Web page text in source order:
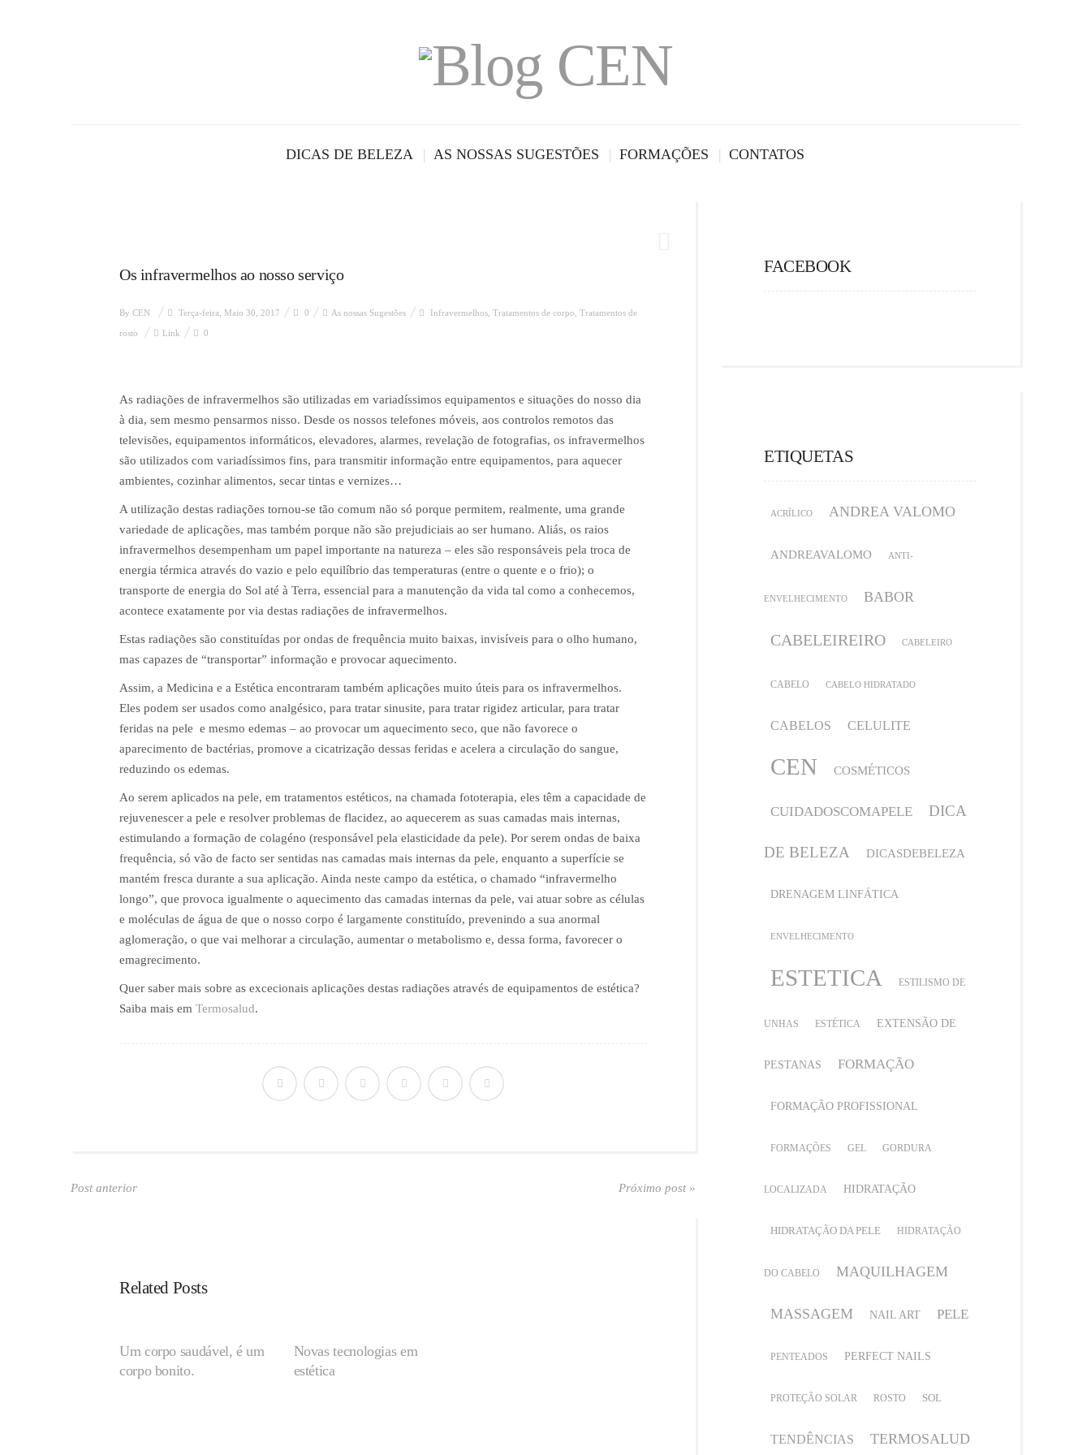
DICAS DE BELEZA AS NOSSAS SUGESTÕES FORMAÇÕES CONTATOS
Os infravermelhos ao nosso serviço
By CEN Terça-feira, Maio 30, 2017 0 As nossas Sugestões Infravermelhos Tratamentos de corpo Tratamentos de
rosto Link 0
As radiações de infravermelhos são utilizadas em variadíssimos equipamentos e situações do nosso dia
à dia, sem mesmo pensarmos nisso. Desde os nossos telefones móveis, aos controlos remotos das
televisões, equipamentos informáticos, elevadores, alarmes, revelação de fotografias, os infravermelhos
são utilizados com variadíssimos fins, para transmitir informação entre equipamentos, para aquecer
ambientes, cozinhar alimentos, secar tintas e vernizes…
A utilização destas radiações tornou-se tão comum não só porque permitem, realmente, uma grande
variedade de aplicações, mas também porque não são prejudiciais ao ser humano. Aliás, os raios
infravermelhos desempenham um papel importante na natureza – eles são responsáveis pela troca de
energia térmica através do vazio e pelo equilíbrio das temperaturas (entre o quente e o frio); o
transporte de energia do Sol até à Terra, essencial para a manutenção da vida tal como a conhecemos,
acontece exatamente por via destas radiações de infravermelhos.
Estas radiações são constituídas por ondas de frequência muito baixas, invisíveis para o olho humano,
mas capazes de “transportar” informação e provocar aquecimento.
Assim, a Medicina e a Estética encontraram também aplicações muito úteis para os infravermelhos.
Eles podem ser usados como analgésico, para tratar sinusite, para tratar rigidez articular, para tratar
feridas na pele e mesmo edemas – ao provocar um aquecimento seco, que não favorece o
aparecimento de bactérias, promove a cicatrização dessas feridas e acelera a circulação do sangue,
reduzindo os edemas.
Ao serem aplicados na pele, em tratamentos estéticos, na chamada fototerapia, eles têm a capacidade de
rejuvenescer a pele e resolver problemas de flacidez, ao aquecerem as suas camadas mais internas,
estimulando a formação de colagéno (responsável pela elasticidade da pele). Por serem ondas de baixa
frequência, só vão de facto ser sentidas nas camadas mais internas da pele, enquanto a superfície se
mantém fresca durante a sua aplicação. Ainda neste campo da estética, o chamado “infravermelho
longo”, que provoca igualmente o aquecimento das camadas internas da pele, vai atuar sobre as células
e moléculas de água de que o nosso corpo é largamente constituído, prevenindo a sua anormal
aglomeração, o que vai melhorar a circulação, aumentar o metabolismo e, dessa forma, favorecer o
emagrecimento.
Quer saber mais sobre as excecionais aplicações destas radiações através de equipamentos de estética?
Saiba mais em Termosalud.
Post anterior Próximo post »
Related Posts
Um corpo saudável, é um
corpo bonito.
Novas tecnologias em
estética
FACEBOOK
ETIQUETAS
ACRÍLICO ANDREA VALOMO
ANDREAVALOMO ANTI-
ENVELHECIMENTO BABOR
CABELEIREIRO CABELEIRO
CABELO CABELO HIDRATADO
CABELOS CELULITE
CEN COSMÉTICOS
CUIDADOSCOMAPELE DICA
DE BELEZA DICASDEBELEZA
DRENAGEM LINFÁTICA
ENVELHECIMENTO
ESTETICA ESTILISMO DE
UNHAS ESTÉTICA EXTENSÃO DE
PESTANAS FORMAÇÃO
FORMAÇÃO PROFISSIONAL
FORMAÇÕES GEL GORDURA
LOCALIZADA HIDRATAÇÃO
HIDRATAÇÃO DA PELE HIDRATAÇÃO
DO CABELO MAQUILHAGEM
MASSAGEM NAIL ART PELE
PENTEADOS PERFECT NAILS
PROTEÇÃO SOLAR ROSTO SOL
TENDÊNCIAS TERMOSALUD